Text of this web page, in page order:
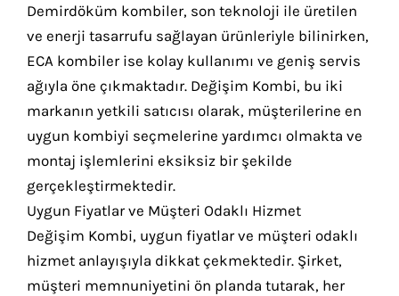
Demirdöküm kombiler, son teknoloji ile üretilen
ve enerji tasarrufu sağlayan ürünleriyle bilinirken,
ECA kombiler ise kolay kullanımı ve geniş servis
ağıyla öne çıkmaktadır. Değişim Kombi, bu iki
markanın yetkili satıcısı olarak, müşterilerine en
uygun kombiyi seçmelerine yardımcı olmakta ve
montaj işlemlerini eksiksiz bir şekilde
gerçekleştirmektedir.
Uygun Fiyatlar ve Müşteri Odaklı Hizmet
Değişim Kombi, uygun fiyatlar ve müşteri odaklı
hizmet anlayışıyla dikkat çekmektedir. Şirket,
müşteri memnuniyetini ön planda tutarak, her